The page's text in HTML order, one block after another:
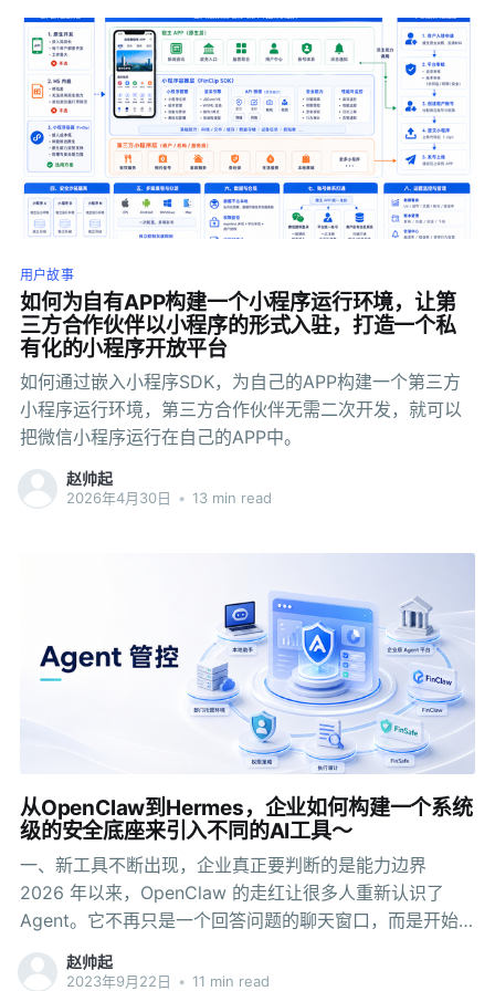
少，靠微信小程序做精细化运营变得越来越困难。 如何做
一个统一的教育APP，把考研、英语、考公等不同类别的
小程序全部集成为一个自有APP，同时把微信里的用户数
据迁移到自有账号体系里。用户迁移过来之后，成为能触
达、能分析、能做转化，用户真正变成公司的资产。 这篇
文章分享整个迁移过程中的技术实践～ 二、技术可行性 迁
移的第一步是要确认一件事：已有的微信小程序能不能不
改代码直接迁移到自有APP？ 初步调研了一圈，计划采用
微信小程序包体可以直接在小程序runtime 运行时环境中
编译运行，不需要二次开发。考研小程序、英语小程序、
考公小程序，各自提交到管理后台审核后即可上线，整
用户故事
如何为自有APP构建一个小程序运行环境，让第
三方合作伙伴以小程序的形式入驻，打造一个私
有化的小程序开放平台
如何通过嵌入小程序SDK，为自己的APP构建一个第三方
小程序运行环境，第三方合作伙伴无需二次开发，就可以
把微信小程序运行在自己的APP中。
赵帅起
2026年4月30日 • 13 min read
从OpenClaw到Hermes，企业如何构建一个系统
级的安全底座来引入不同的AI工具～
一、新工具不断出现，企业真正要判断的是能力边界
2026 年以来，OpenClaw 的走红让很多人重新认识了
Agent。它不再只是一个回答问题的聊天窗口，而是开始
具备读取文件、理解任务、调用工具、执行脚本、连接系
统的能力。 随后，Hermes 等新的 AI Agent 工具继续出
赵帅起
2023年9月22日 • 11 min read